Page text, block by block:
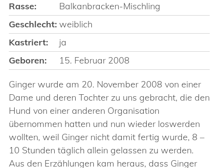
Rasse:
Balkanbracken-Mischling
Geschlecht: weiblich
Kastriert:
ja
Geboren:
15. Februar 2008
Ginger wurde am 20. November 2008 von einer
Dame und deren Tochter zu uns gebracht, die den
Hund von einer anderen Organisation
übernommen hatten und nun wieder loswerden
wollten, weil Ginger nicht damit fertig wurde, 8 –
10 Stunden täglich allein gelassen zu werden.
Aus den Erzählungen kam heraus, dass Ginger